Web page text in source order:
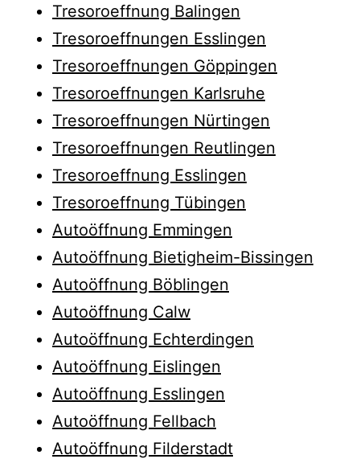
Tresoroeffnung Balingen
Tresoroeffnungen Esslingen
Tresoroeffnungen Göppingen
Tresoroeffnungen Karlsruhe
Tresoroeffnungen Nürtingen
Tresoroeffnungen Reutlingen
Tresoroeffnung Esslingen
Tresoroeffnung Tübingen
Autoöffnung Emmingen
Autoöffnung Bietigheim-Bissingen
Autoöffnung Böblingen
Autoöffnung Calw
Autoöffnung Echterdingen
Autoöffnung Eislingen
Autoöffnung Esslingen
Autoöffnung Fellbach
Autoöffnung Filderstadt